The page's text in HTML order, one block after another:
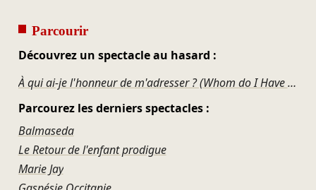
Parcourir
Découvrez un spectacle au hasard :
À qui ai-je l'honneur de m'adresser ? (Whom do I Have the Honour of Addressing?)
Parcourez les derniers spectacles :
Balmaseda
Le Retour de l'enfant prodigue
Marie Jay